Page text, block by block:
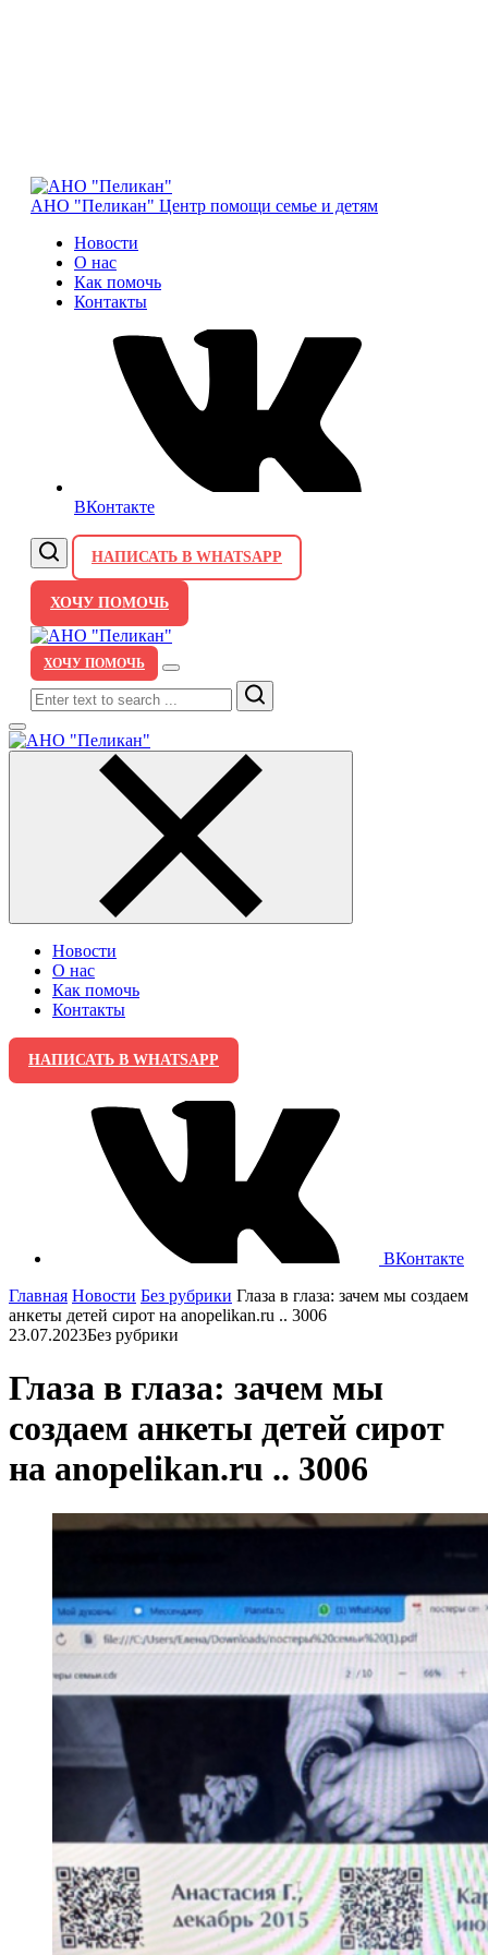
АНО "Пеликан" Центр помощи семье и детям
Новости
О нас
Как помочь
Контакты
ВКонтакте
НАПИСАТЬ В WHATSAPP
ХОЧУ ПОМОЧЬ
ХОЧУ ПОМОЧЬ
Search
Новости
О нас
Как помочь
Контакты
НАПИСАТЬ В WHATSAPP
ВКонтакте
Главная Новости Без рубрики Глаза в глаза: зачем мы создаем
анкеты детей сирот на anopelikan.ru .. 3006
23.07.2023Без рубрики
Глаза в глаза: зачем мы
создаем анкеты детей сирот
на anopelikan.ru .. 3006